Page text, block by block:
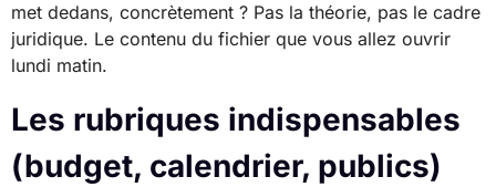
met dedans, concrètement ? Pas la théorie, pas le cadre
juridique. Le contenu du fichier que vous allez ouvrir
lundi matin.
Les rubriques indispensables
(budget, calendrier, publics)